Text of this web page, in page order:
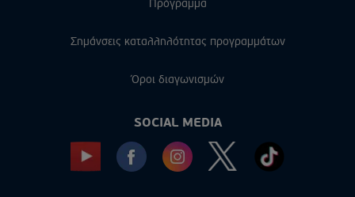
Πρόγραμμα
Σημάνσεις καταλληλότητας προγραμμάτων
Όροι διαγωνισμών
SOCIAL MEDIA